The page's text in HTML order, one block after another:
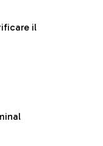
il